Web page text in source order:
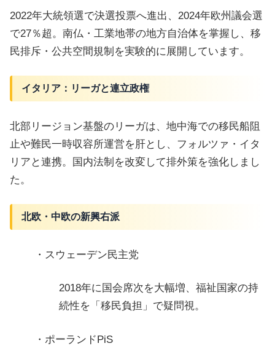
2022年大統領選で決選投票へ進出、2024年欧州議会選
で27％超。南仏・工業地帯の地方自治体を掌握し、移
民排斥・公共空間規制を実験的に展開しています。
イタリア：リーガと連立政権
北部リージョン基盤のリーガは、地中海での移民船阻
止や難民一時収容所運営を肝とし、フォルツァ・イタ
リアと連携。国内法制を改変して排外策を強化しまし
た。
北欧・中欧の新興右派
・スウェーデン民主党
2018年に国会席次を大幅増、福祉国家の持
続性を「移民負担」で疑問視。
・ポーランドPiS